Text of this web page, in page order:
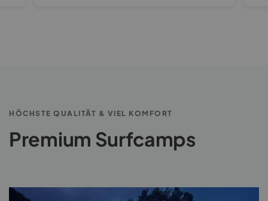
HÖCHSTE QUALITÄT & VIEL KOMFORT
Premium Surfcamps